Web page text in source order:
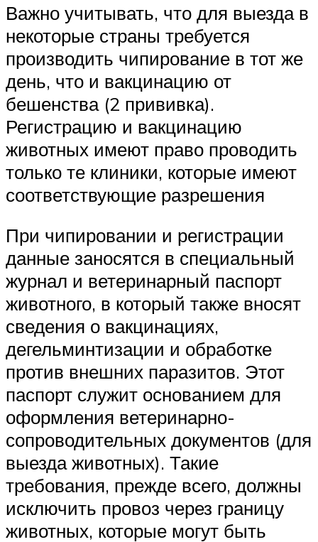
Важно учитывать, что для выезда в
некоторые страны требуется
производить чипирование в тот же
день, что и вакцинацию от
бешенства (2 прививка).
Регистрацию и вакцинацию
животных имеют право проводить
только те клиники, которые имеют
соответствующие разрешения
При чипировании и регистрации
данные заносятся в специальный
журнал и ветеринарный паспорт
животного, в который также вносят
сведения о вакцинациях,
дегельминтизации и обработке
против внешних паразитов. Этот
паспорт служит основанием для
оформления ветеринарно-
сопроводительных документов (для
выезда животных). Такие
требования, прежде всего, должны
исключить провоз через границу
животных, которые могут быть